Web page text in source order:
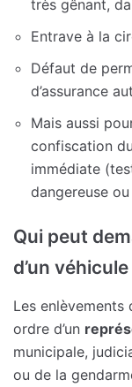
très gênant,
Entrave à la
Défaut de
d’assurance
Mais aussi
confiscation
immédiate
dangereuse
Qui peut
d’un véhicule
Les
ordre d’un
municipale,
ou de la